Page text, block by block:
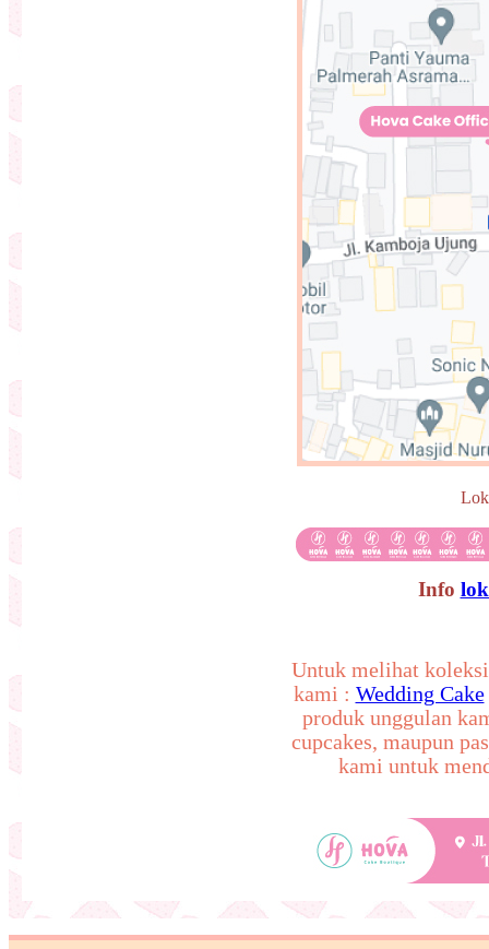
Info
Untuk melihat
kami : Wedding Cake
produk unggulan
cupcakes, maupun
kami untuk